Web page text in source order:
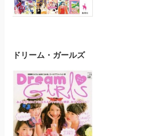
ドリーム・ガールズ